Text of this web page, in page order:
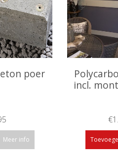
poer
Meer info
incl.